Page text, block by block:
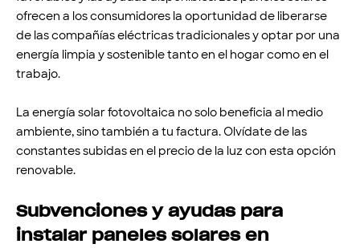
ofrecen a los consumidores la oportunidad de liberarse
de las compañías eléctricas tradicionales y optar por una
energía limpia y sostenible tanto en el hogar como en el
trabajo.
La energía solar fotovoltaica no solo beneficia al medio
ambiente, sino también a tu factura. Olvídate de las
constantes subidas en el precio de la luz con esta opción
renovable.
Subvenciones y ayudas para
instalar paneles solares en